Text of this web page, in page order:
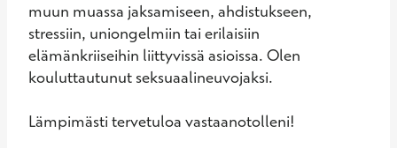
muun muassa jaksamiseen, ahdistukseen,
stressiin, uniongelmiin tai erilaisiin
elämänkriiseihin liittyvissä asioissa. Olen
kouluttautunut seksuaalineuvojaksi.
Lämpimästi tervetuloa vastaanotolleni!